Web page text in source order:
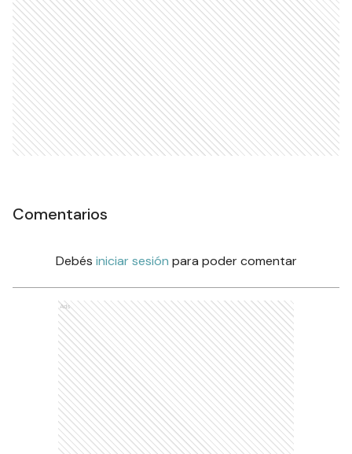
Comentarios
Debés iniciar sesión para poder comentar
Ads